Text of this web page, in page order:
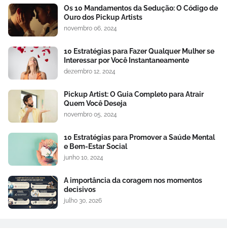
Os 10 Mandamentos da Sedução: O Código de
Ouro dos Pickup Artists
novembro 06, 2024
10 Estratégias para Fazer Qualquer Mulher se
Interessar por Você Instantaneamente
dezembro 12, 2024
Pickup Artist: O Guia Completo para Atrair
Quem Você Deseja
novembro 05, 2024
10 Estratégias para Promover a Saúde Mental
e Bem-Estar Social
junho 10, 2024
A importância da coragem nos momentos
decisivos
julho 30, 2026